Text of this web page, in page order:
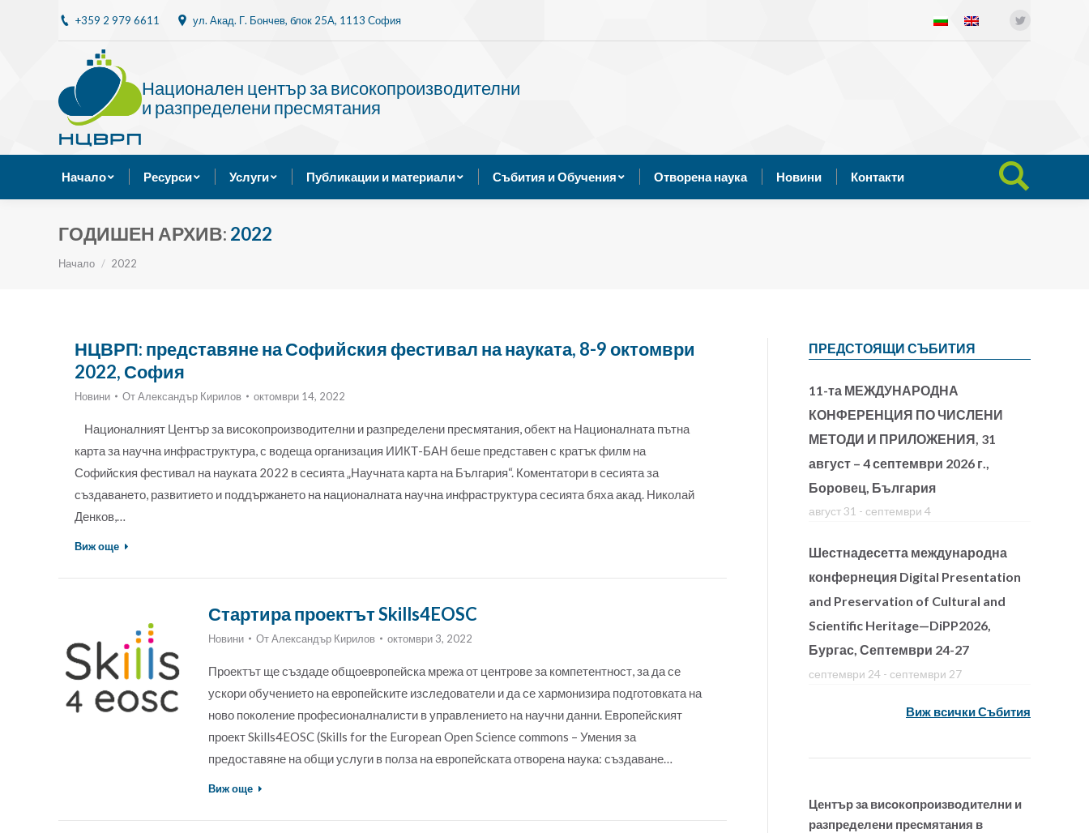
+359 2 979 6611 ул. Акад. Г. Бончев, блок 25A, 1113 София
Национален център за високопроизводителни
и разпределени пресмятания
Начало Ресурси Услуги Публикации и материали Събития и Обучения Отворена наука Новини Контакти Search:
ГОДИШЕН АРХИВ: 2022
Ти си тук:
Начало 2022
НЦВРП: представяне на Софийския фестивал на науката, 8-9 октомври
2022, София
Новини ОтАлександър Кирилов октомври 14, 2022
Националният Център за високопроизводителни и разпределени пресмятания, обект на Националната пътна
карта за научна инфраструктура, с водеща организация ИИКТ-БАН беше представен с кратък филм на
Софийския фестивал на науката 2022 в сесията „Научната карта на България“. Коментатори в сесията за
създаването, развитието и поддържането на националната научна инфраструктура сесията бяха акад. Николай
Денков,…
Виж още
Стартира проектът Skills4EOSC
Новини ОтАлександър Кирилов октомври 3, 2022
Проектът ще създаде общоевропейска мрежа от центрове за компетентност, за да се
ускори обучението на европейските изследователи и да се хармонизира подготовката на
ново поколение професионалналисти в управлението на научни данни. Европейският
проект Skills4EOSC (Skills for the European Open Science commons – Умения за
предоставяне на общи услуги в полза на европейската отворена наука: създаване…
Виж още
ПРЕДСТОЯЩИ СЪБИТИЯ
11-та МЕЖДУНАРОДНА
КОНФЕРЕНЦИЯ ПО ЧИСЛЕНИ
МЕТОДИ И ПРИЛОЖЕНИЯ, 31
август – 4 септември 2026 г.,
Боровец, България
август 31 - септември 4
Шестнадесетта международна
конфернеция Digital Presentation
and Preservation of Cultural and
Scientific Heritage—DiPP2026,
Бургас, Септември 24-27
септември 24 - септември 27
Виж всички Събития
Център за високопроизводителни и
разпределени пресмятания в
Начало Ресурси Услуги Новини
Search: